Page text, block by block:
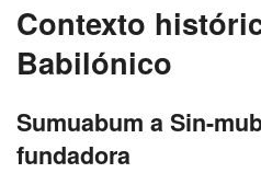
Contexto
Babilónico
Sumuabum a Sin-
fundadora